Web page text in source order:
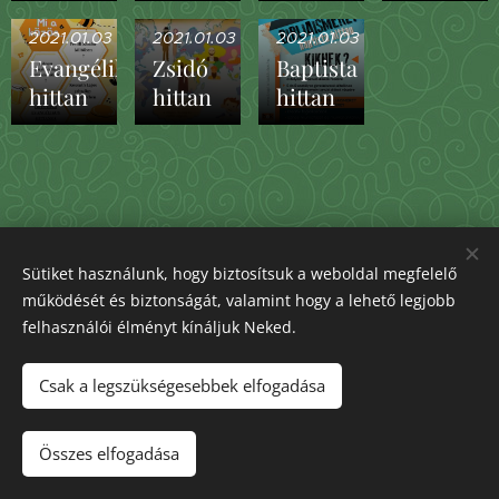
2021.01.03
Evangélikus
hittan
2021.01.03
Zsidó
hittan
2021.01.03
Baptista
hittan
Sulikukucska
Sütiket használunk, hogy biztosítsuk a weboldal megfelelő
működését és biztonságát, valamint hogy a lehető legjobb
felhasználói élményt kínáljuk Neked.
Csak a legszükségesebbek elfogadása
Összes elfogadása